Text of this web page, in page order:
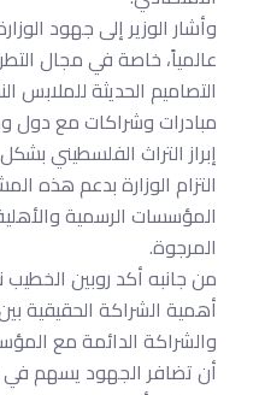
وأشار الوزير إلى جهود
عالمياً، خاصة في مجال
التصاميم الحديثة للملابس
مبادرات وشراكات مع دول
إبراز التراث الفلسطيني
التزام الوزارة بدعم هذه
المؤسسات الرسمية
المرجوة.
من جانبه أكد روبين الخطيب
أهمية الشراكة الحقيقية بين
والشراكة الدائمة مع
أن تضافر الجهود يسهم في